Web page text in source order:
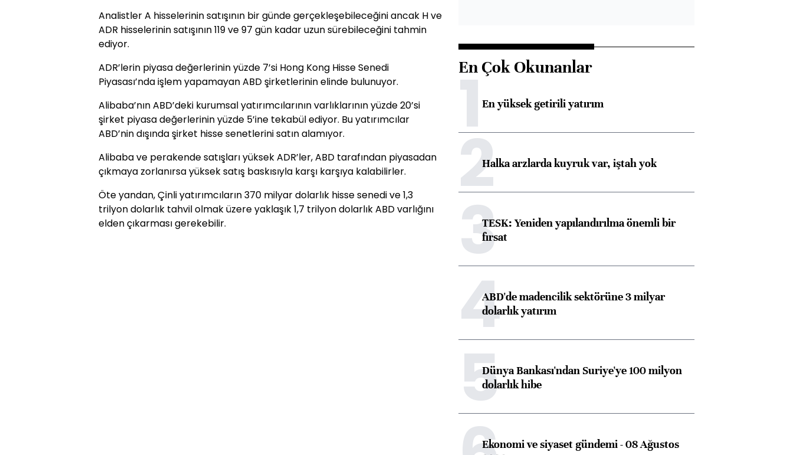
Analistler A hisselerinin satışının bir günde gerçekleşebileceğini ancak H ve
ADR hisselerinin satışının 119 ve 97 gün kadar uzun sürebileceğini tahmin
ediyor.
ADR’lerin piyasa değerlerinin yüzde 7’si Hong Kong Hisse Senedi
Piyasası’nda işlem yapamayan ABD şirketlerinin elinde bulunuyor.
Alibaba’nın ABD’deki kurumsal yatırımcılarının varlıklarının yüzde 20’si
şirket piyasa değerlerinin yüzde 5’ine tekabül ediyor. Bu yatırımcılar
ABD’nin dışında şirket hisse senetlerini satın alamıyor.
Alibaba ve perakende satışları yüksek ADR’ler, ABD tarafından piyasadan
çıkmaya zorlanırsa yüksek satış baskısıyla karşı karşıya kalabilirler.
Öte yandan, Çinli yatırımcıların 370 milyar dolarlık hisse senedi ve 1,3
trilyon dolarlık tahvil olmak üzere yaklaşık 1,7 trilyon dolarlık ABD varlığını
elden çıkarması gerekebilir.
En Çok Okunanlar
1En yüksek getirili yatırım
2Halka arzlarda kuyruk var, iştah yok
3TESK: Yeniden yapılandırılma önemli bir
fırsat
4ABD'de madencilik sektörüne 3 milyar
dolarlık yatırım
5Dünya Bankası'ndan Suriye'ye 100 milyon
dolarlık hibe
Ekonomi ve siyaset gündemi - 08 Ağustos